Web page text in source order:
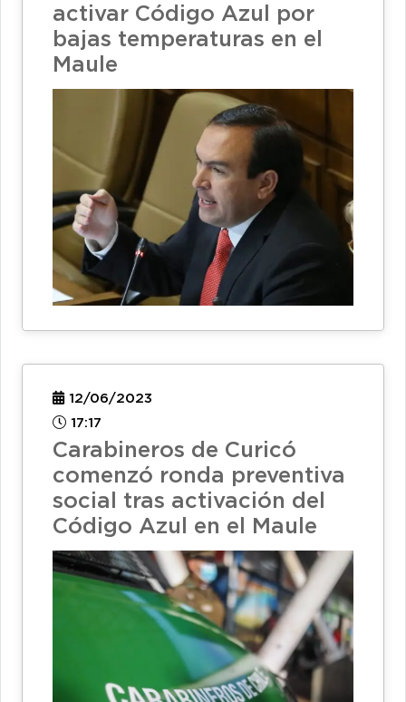
activar Código Azul por
bajas temperaturas en el
Maule
12/06/2023
17:17
Carabineros de Curicó
comenzó ronda preventiva
social tras activación del
Código Azul en el Maule